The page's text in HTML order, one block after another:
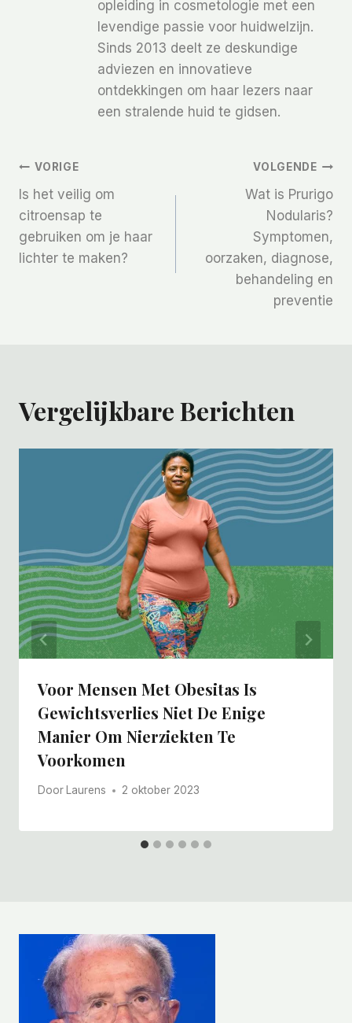
opleiding in cosmetologie met een
levendige passie voor huidwelzijn.
Sinds 2013 deelt ze deskundige
adviezen en innovatieve
ontdekkingen om haar lezers naar
een stralende huid te gidsen.
Bericht
Navigatie
VORIGE
Is het veilig om
citroensap te
gebruiken om je haar
lichter te maken?
VOLGENDE
Wat is Prurigo
Nodularis?
Symptomen,
oorzaken, diagnose,
behandeling en
preventie
Vergelijkbare Berichten
Voor Mensen Met Obesitas Is
Gewichtsverlies Niet De Enige
Manier Om Nierziekten Te
Voorkomen
Door Laurens 2 oktober 2023